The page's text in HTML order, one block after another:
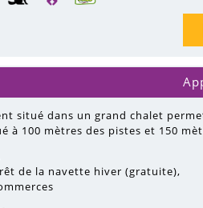
situé dans un grand chalet
à 100 mètres des pistes et 150
de la navette hiver (gratuite)